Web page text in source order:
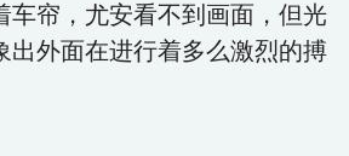
车帘，尤安看不到画面，但光
出外面在进行着多么激烈的搏